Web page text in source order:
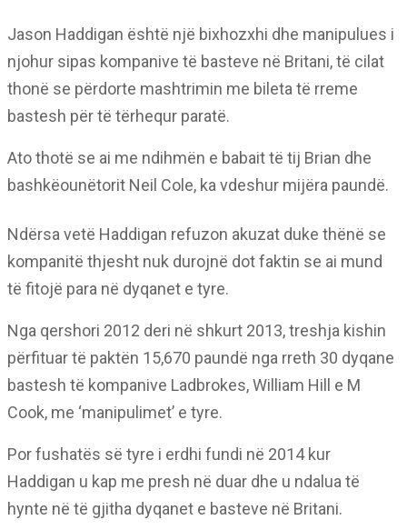
Jason Haddigan është një bixhozxhi dhe manipulues i
njohur sipas kompanive të basteve në Britani, të cilat
thonë se përdorte mashtrimin me bileta të rreme
bastesh për të tërhequr paratë.
Ato thotë se ai me ndihmën e babait të tij Brian dhe
bashkëounëtorit Neil Cole, ka vdeshur mijëra paundë.
Ndërsa vetë Haddigan refuzon akuzat duke thënë se
kompanitë thjesht nuk durojnë dot faktin se ai mund
të fitojë para në dyqanet e tyre.
Nga qershori 2012 deri në shkurt 2013, treshja kishin
përfituar të paktën 15,670 paundë nga rreth 30 dyqane
bastesh të kompanive Ladbrokes, William Hill e M
Cook, me ‘manipulimet’ e tyre.
Por fushatës së tyre i erdhi fundi në 2014 kur
Haddigan u kap me presh në duar dhe u ndalua të
hynte në të gjitha dyqanet e basteve në Britani.